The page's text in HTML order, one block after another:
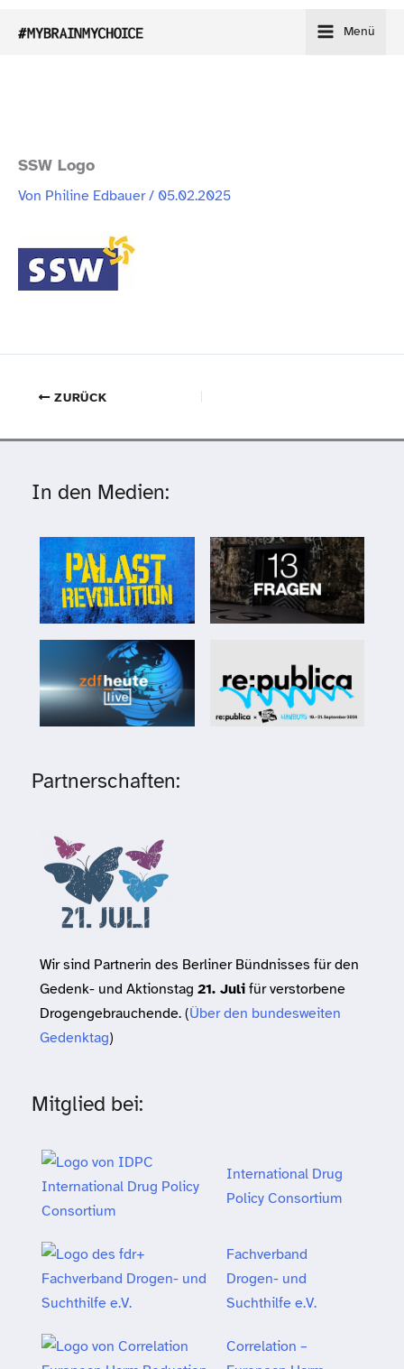
Inhalt
Menü
SSW Logo
Von Philine Edbauer/ 05.02.2025
ZURÜCK
In den Medien:
Partnerschaften:
Wir sind Partnerin des Berliner Bündnisses für den
Gedenk- und Aktionstag 21. Julifür verstorbene
Drogengebrauchende. (Über den bundesweiten
Gedenktag)
Mitglied bei:
International Drug
Policy Consortium
Fachverband
Drogen- und
Suchthilfe e.V.
Correlation –